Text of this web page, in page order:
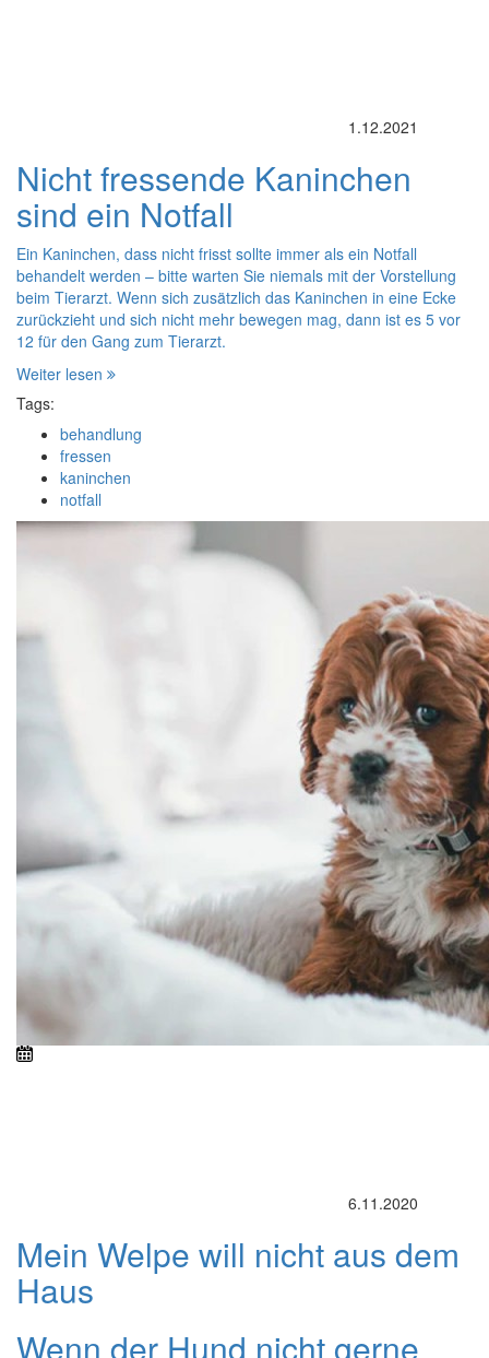
1.12.2021
Nicht fressende Kaninchen
sind ein Notfall
Ein Kaninchen, dass nicht frisst sollte immer als ein Notfall
behandelt werden – bitte warten Sie niemals mit der Vorstellung
beim Tierarzt. Wenn sich zusätzlich das Kaninchen in eine Ecke
zurückzieht und sich nicht mehr bewegen mag, dann ist es 5 vor
12 für den Gang zum Tierarzt.
Weiter lesen
Tags:
behandlung
fressen
kaninchen
notfall
6.11.2020
Mein Welpe will nicht aus dem
Haus
Wenn der Hund nicht gerne